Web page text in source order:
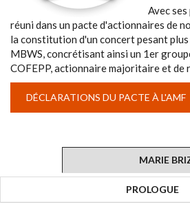
Avec
réuni dans un pacte d'actionnaires de
la constitution d'un concert pesant
MBWS, concrétisant ainsi un 1er
COFEPP, actionnaire majoritaire et de
DÉCLARATIONS DU PACTE À L'AMF
MARIE
PROLOGUE